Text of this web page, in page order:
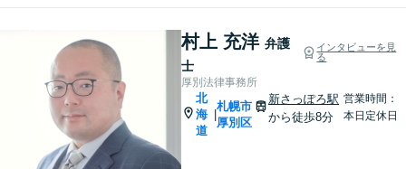
す。
村上 充洋 弁護
士
インタビューを見
る
厚別法律事務所
北
海
道
札幌市
厚別区
新さっぽろ駅
から徒歩8分
営業時間：
本日定休日